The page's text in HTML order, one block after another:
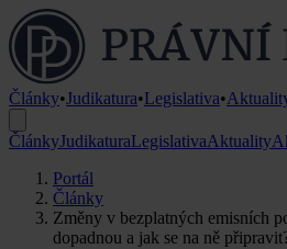
Články•Judikatura•Legislativa•
ČlánkyJudikaturaLegislativaAktuality
Portál
Články
Změny v bezplatných emisních
dopadnou a jak se na ně